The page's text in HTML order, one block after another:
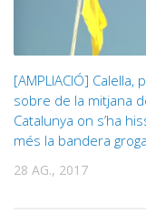
[AMPLIACIÓ] Calella,
sobre de la mitjana
Catalunya on s’ha
més la bandera groga
28 AG., 2017